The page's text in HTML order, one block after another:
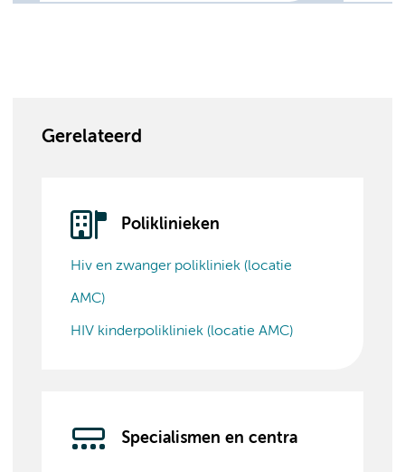
Gerelateerd
Poliklinieken
Hiv en zwanger polikliniek (locatie
AMC)
HIV kinderpolikliniek (locatie AMC)
Specialismen en centra